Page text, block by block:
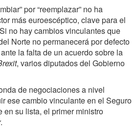
por “reemplazar” no ha
más euroescéptico, clave para el
no hay cambios vinculantes que
Norte no permanecerá por defecto
la falta de un acuerdo sobre la
, varios diputados del Gobierno
de negociaciones a nivel
ese cambio vinculante en el Seguro
en su lista, el primer ministro